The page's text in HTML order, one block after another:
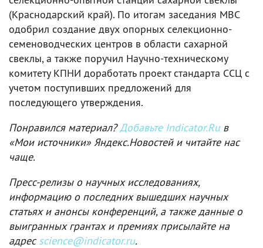
(Краснодарский край). По итогам заседания МВС
одобрил создание двух опорных селекционно-
семеноводческих центров в области сахарной
свеклы, а также поручил Научно-техническому
комитету КПНИ доработать проект стандарта ССЦ с
учетом поступивших предложений для
последующего утверждения.
Понравился материал?Добавьте Indicator.Ruв
«Мои источники» Яндекс.Новостей и читайте нас
чаще.
Пресс-релизы о научных исследованиях,
информацию о последних вышедших научных
статьях и анонсы конференций, а также данные о
выигранных грантах и премиях присылайте на
адресscience@indicator.ru.